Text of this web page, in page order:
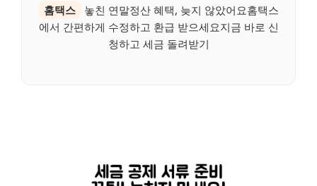
홈택스
놓친 연말정산 혜택, 늦지 않았어요홈택스
에서 간편하게 수정하고 환급 받으세요지금 바로 신
청하고 세금 돌려받기